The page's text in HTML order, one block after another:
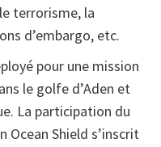
terrorisme, la
d’embargo, etc.
pour une mission
le golfe d’Aden et
La participation du
Ocean Shield s’inscrit